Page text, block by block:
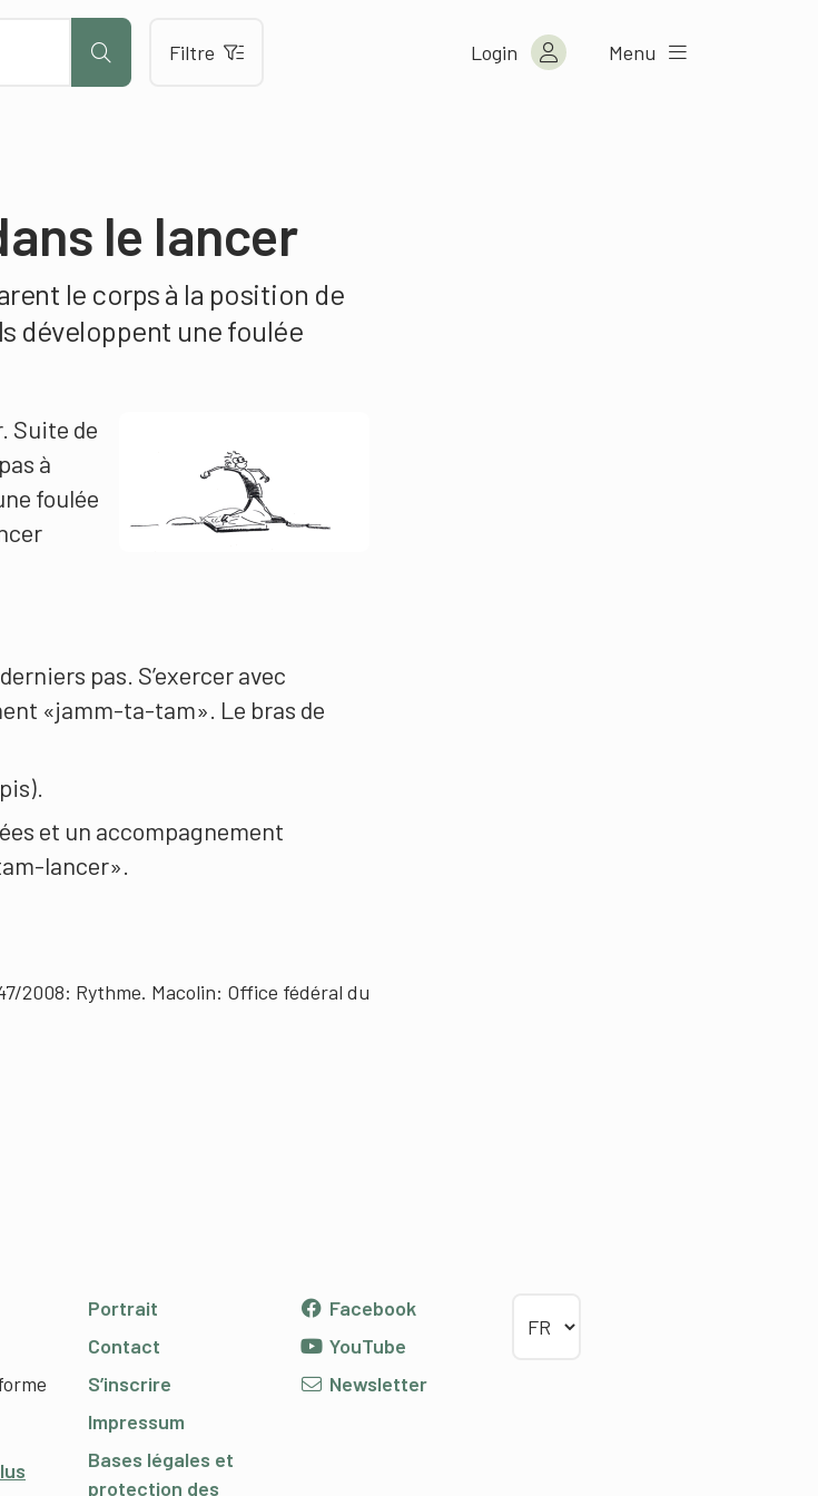
Filtre Login Menu
le lancer
le corps à la position de
développent une foulée
Suite de
à
foulée
pas. S’exercer avec
«jamm-ta-tam». Le bras de
et un accompagnement
lancer».
2008: Rythme. Macolin: Office fédéral du
Portrait
Contact
S’inscrire
Impressum
Bases légales et
protection des
Facebook
YouTube
Newsletter